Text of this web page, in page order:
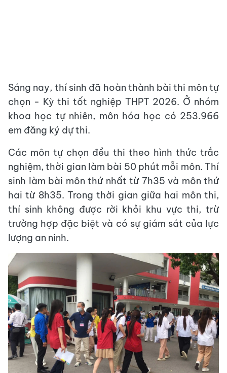
Sáng nay, thí sinh đã hoàn thành bài thi môn tự
chọn - Kỳ thi tốt nghiệp THPT 2026. Ở nhóm
khoa học tự nhiên, môn hóa học có 253.966
em đăng ký dự thi.
Các môn tự chọn đều thi theo hình thức trắc
nghiệm, thời gian làm bài 50 phút mỗi môn. Thí
sinh làm bài môn thứ nhất từ 7h35 và môn thứ
hai từ 8h35. Trong thời gian giữa hai môn thi,
thí sinh không được rời khỏi khu vực thi, trừ
trường hợp đặc biệt và có sự giám sát của lực
lượng an ninh.